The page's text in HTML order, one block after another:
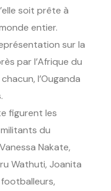
soit prête à
entier.
sur la
par l’Afrique du
l’Ouganda
figurent les
du
Nakate,
Wathuti, Joanita